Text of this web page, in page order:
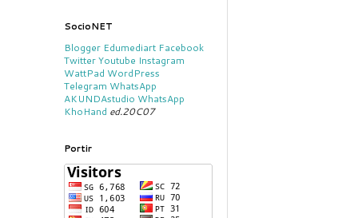
SocioNET
Blogger Edumediart Facebook
TwitterYoutube Instagram
WattPad WordPress
Telegram WhatsApp
AKUNDAstudio WhatsApp
KhoHand ed.20C07
Portir